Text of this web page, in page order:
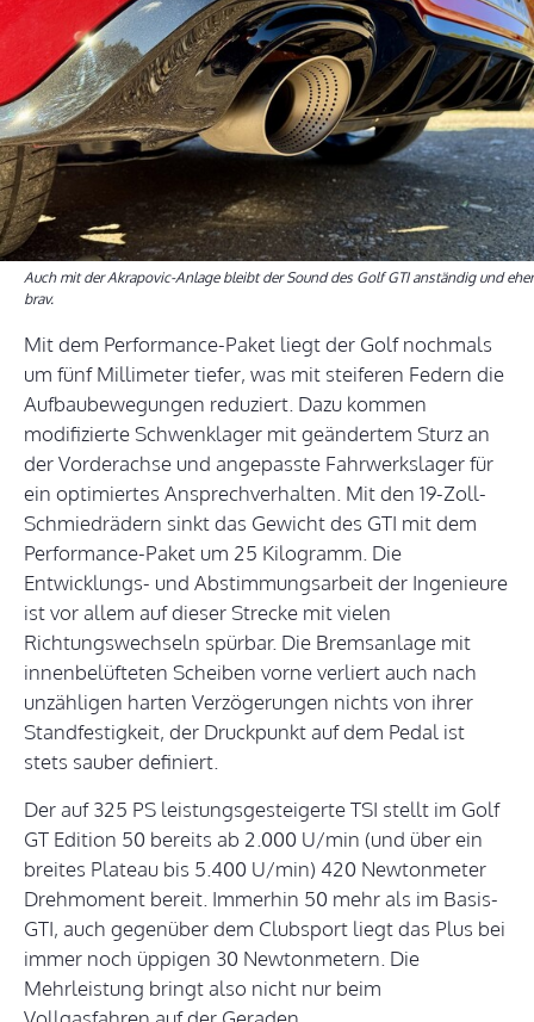
Auch mit der Akrapovic-Anlage bleibt der Sound des Golf GTI anständig und eher
brav.
Mit dem Performance-Paket liegt der Golf nochmals
um fünf Millimeter tiefer, was mit steiferen Federn die
Aufbaubewegungen reduziert. Dazu kommen
modifizierte Schwenklager mit geändertem Sturz an
der Vorderachse und angepasste Fahrwerkslager für
ein optimiertes Ansprechverhalten. Mit den 19-Zoll-
Schmiedrädern sinkt das Gewicht des GTI mit dem
Performance-Paket um 25 Kilogramm. Die
Entwicklungs- und Abstimmungsarbeit der Ingenieure
ist vor allem auf dieser Strecke mit vielen
Richtungswechseln spürbar. Die Bremsanlage mit
innenbelüfteten Scheiben vorne verliert auch nach
unzähligen harten Verzögerungen nichts von ihrer
Standfestigkeit, der Druckpunkt auf dem Pedal ist
stets sauber definiert.
Der auf 325 PS leistungsgesteigerte TSI stellt im Golf
GT Edition 50 bereits ab 2.000 U/min (und über ein
breites Plateau bis 5.400 U/min) 420 Newtonmeter
Drehmoment bereit. Immerhin 50 mehr als im Basis-
GTI, auch gegenüber dem Clubsport liegt das Plus bei
immer noch üppigen 30 Newtonmetern. Die
Mehrleistung bringt also nicht nur beim